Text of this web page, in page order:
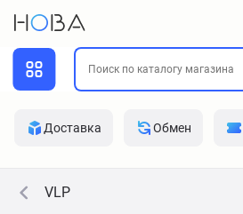
Доставка Обмен
VLP